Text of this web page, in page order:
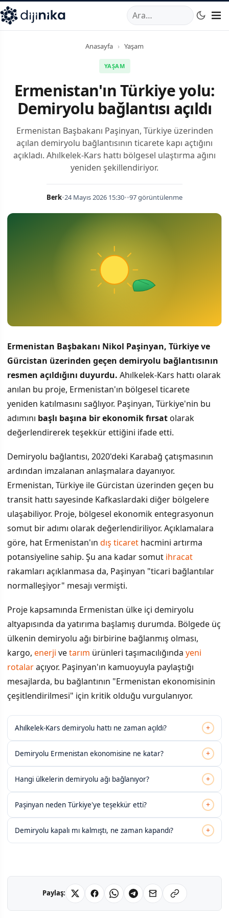
,Marmara Mahallesi,Beylikdüzü34520TRTelefon:0850
Anasayfa › Yaşam
YAŞAM
Ermenistan'ın Türkiye yolu:
Demiryolu bağlantısı açıldı
Ermenistan Başbakanı Paşinyan, Türkiye üzerinden
açılan demiryolu bağlantısının ticarete kapı açtığını
açıkladı. Ahılkelek-Kars hattı bölgesel ulaştırma ağını
yeniden şekillendiriyor.
Berk•24 Mayıs 2026 15:30••97 görüntülenme
Ermenistan Başbakanı Nikol Paşinyan, Türkiye ve
Gürcistan üzerinden geçen demiryolu bağlantısının
resmen açıldığını duyurdu. Ahılkelek-Kars hattı olarak
anılan bu proje, Ermenistan'ın bölgesel ticarete
yeniden katılmasını sağlıyor. Paşinyan, Türkiye'nin bu
adımını başlı başına bir ekonomik fırsatolarak
değerlendirerek teşekkür ettiğini ifade etti.
Demiryolu bağlantısı, 2020'deki Karabağ çatışmasının
ardından imzalanan anlaşmalara dayanıyor.
Ermenistan, Türkiye ile Gürcistan üzerinden geçen bu
transit hattı sayesinde Kafkaslardaki diğer bölgelere
ulaşabiliyor. Proje, bölgesel ekonomik entegrasyonun
somut bir adımı olarak değerlendiriliyor. Açıklamalara
göre, hat Ermenistan'ın dış ticaret hacmini artırma
potansiyeline sahip. Şu ana kadar somut ihracat
rakamları açıklanmasa da, Paşinyan "ticari bağlantılar
normalleşiyor" mesajı vermişti.
Proje kapsamında Ermenistan ülke içi demiryolu
altyapısında da yatırıma başlamış durumda. Bölgede üç
ülkenin demiryolu ağı birbirine bağlanmış olması,
kargo, enerji vetarım ürünleri taşımacılığında yeni
rotalaraçıyor. Paşinyan'ın kamuoyuyla paylaştığı
mesajlarda, bu bağlantının "Ermenistan ekonomisinin
çeşitlendirilmesi" için kritik olduğu vurgulanıyor.
Ahılkelek-Kars demiryolu hattı ne zaman açıldı? +
Demiryolu Ermenistan ekonomisine ne katar? +
Hangi ülkelerin demiryolu ağı bağlanıyor? +
Paşinyan neden Türkiye'ye teşekkür etti? +
Demiryolu kapalı mı kalmıştı, ne zaman kapandı? +
Paylaş: